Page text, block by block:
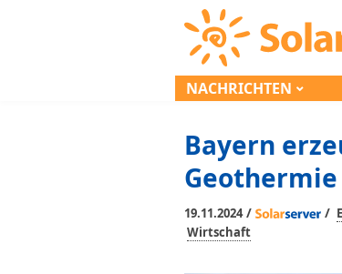
NACHRICHTEN
Bayern
Geothermie
19.11.2024/ /
Wirtschaft